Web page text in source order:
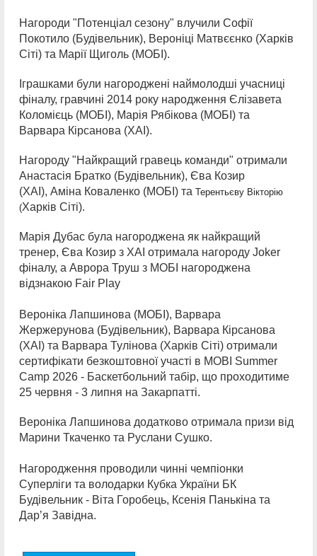
Нагороди "Потенціал сезону" влучили Софії
Покотило (Будівельник), Вероніці Матвєєнко (Харків
Сіті) та Марії Щиголь (МОБІ).
Іграшками були нагороджені наймолодші учасниці
фіналу, гравчині 2014 року народження Єлізавета
Коломієць (МОБІ), Марія Рябікова (МОБІ) та
Варвара Кірсанова (ХАІ).
Нагороду "Найкращий гравець команди" отримали
Анастасія Братко (Будівельник), Єва Козир
(ХАІ), Аміна Коваленко (МОБІ) та Терентьєву Вікторію
(Харків Сіті).
Марія Дубас була нагороджена як найкращий
тренер, Єва Козир з ХАІ отримала нагороду Joker
фіналу, а Аврора Труш з МОБІ нагороджена
відзнакою Fair Play
Вероніка Лапшинова (МОБІ), Варвара
Жержерунова (Будівельник), Варвара Кірсанова
(ХАІ) та Варвара Тулінова (Харків Сіті) отримали
сертифікати безкоштовної участі в MOBI Summer
Camp 2026 - Баскетбольний табір, що проходитиме
25 червня - 3 липня на Закарпатті.
Вероніка Лапшинова додатково отримала призи від
Марини Ткаченко та Руслани Сушко.
Нагородження проводили чинні чемпіонки
Суперліги та володарки Кубка України БК
Будівельник - Віта Горобець, Ксенія Панькіна та
Дарʼя Завідна.